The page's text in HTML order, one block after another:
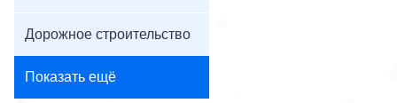
Дорожное строительство
Показать ещё